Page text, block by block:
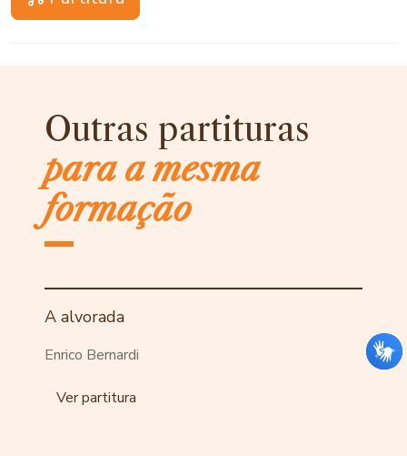
Outras partituras
para a mesma
formação
A alvorada
Enrico Bernardi
Ver partitura